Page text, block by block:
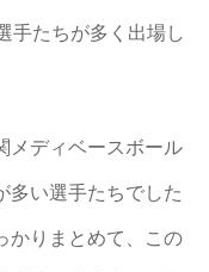
手たちが多く出場し
メディベースボール
多い選手たちでした
かりまとめて、この